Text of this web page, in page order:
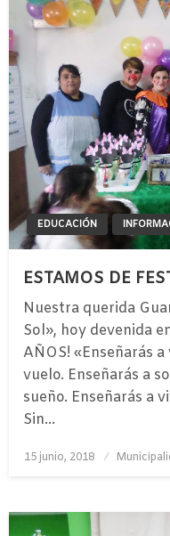
EDUCACIÓN
ESTAMOS DE
Nuestra querida
Sol», hoy devenida
AÑOS! «Enseñarás
vuelo. Enseñarás a
sueño. Enseñarás a
Sin…
Publicado
15 junio, 2018